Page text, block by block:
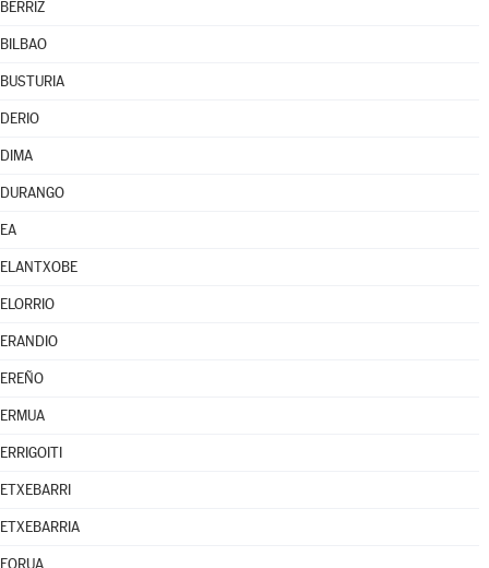
BERRIZ
BILBAO
BUSTURIA
DERIO
DIMA
DURANGO
EA
ELANTXOBE
ELORRIO
ERANDIO
EREÑO
ERMUA
ERRIGOITI
ETXEBARRI
ETXEBARRIA
FORUA